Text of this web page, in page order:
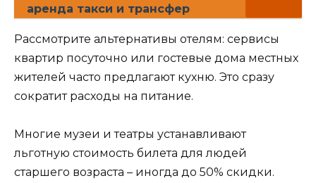
аренда такси и трансфер
Рассмотрите альтернативы отелям: сервисы
квартир посуточно или гостевые дома местных
жителей часто предлагают кухню. Это сразу
сократит расходы на питание.
Многие музеи и театры устанавливают
льготную стоимость билета для людей
старшего возраста – иногда до 50% скидки.